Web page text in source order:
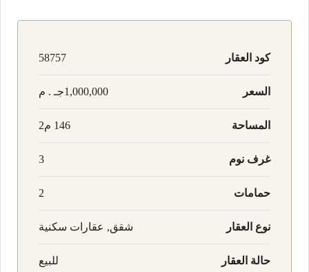
كود العقار 58757
السعر 1,000,000جـ . م
المساحة 146 م2
غرف نوم 3
حمامات 2
نوع العقار شقق, عقارات سكنية
حالة العقار للبيع